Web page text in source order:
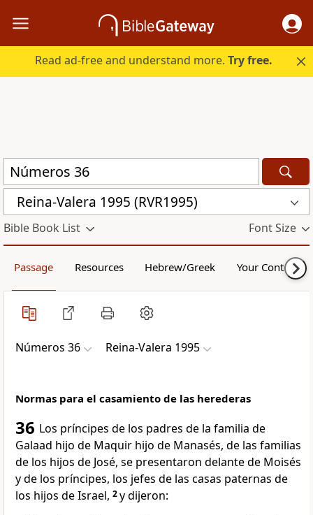
Read ad-free and understand more.Try free.
Reina-Valera 1995 (RVR1995)
Bible Book List Font Size
Passage Resources Hebrew/Greek Your Content
Números 36 Reina-Valera 1995
Normas para el casamiento de las herederas
36 Los príncipes de los padres de la familia de
Galaad hijo de Maquir hijo de Manasés, de las familias
de los hijos de José, se presentaron delante de Moisés
y de los príncipes, los jefes de las casas paternas de
los hijos de Israel, 2y dijeron: